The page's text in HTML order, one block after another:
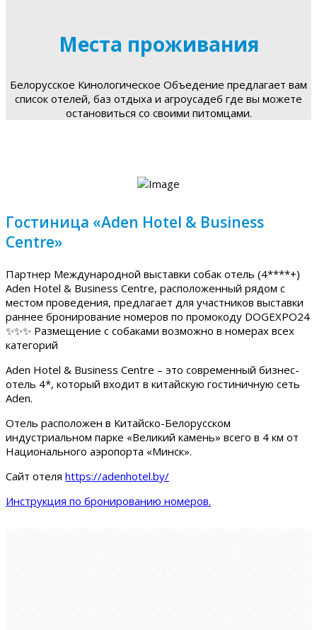
Места проживания
Белорусское Кинологическое Объедение предлагает вам
список отелей, баз отдыха и агроусадеб где вы можете
остановиться со своими питомцами.
Гостиница «Aden Hotel & Business
Centre»
Партнер Международной выставки собак отель (4****+)
Aden Hotel & Business Centre, расположенный рядом с
местом проведения, предлагает для участников выставки
раннее бронирование номеров по промокоду DOGEXPO24
✨✨✨ Размещение с собаками возможно в номерах всех
категорий
Aden Hotel & Business Centre – это современный бизнес-
отель 4*, который входит в китайскую гостиничную сеть
Aden.
Отель расположен в Китайско-Белорусском
индустриальном парке «Великий камень» всего в 4 км от
Национального аэропорта «Минск».
Сайт отеля https://adenhotel.by/
Инструкция по бронированию номеров.